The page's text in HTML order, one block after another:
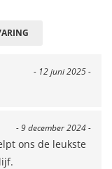
- 12 juni 2025 -
- 9 december 2024 -
ons de leukste